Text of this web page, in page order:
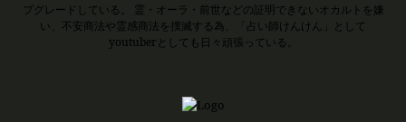
プグレードしている。 霊・オーラ・前世などの証明できないオカルトを嫌
い、不安商法や霊感商法を撲滅する為、「占い師けんけん」として
youtuberとしても日々頑張っている。